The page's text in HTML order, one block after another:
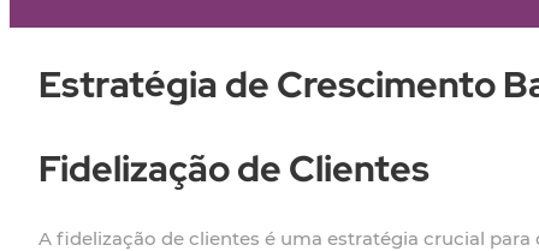
Estratégia de Crescimento
Fidelização de Clientes
A fidelização de clientes é uma estratégia crucial